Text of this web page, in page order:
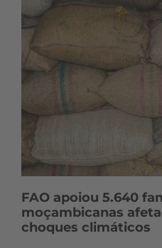
FAO apoiou 5.640
moçambicanas
choques climáticos